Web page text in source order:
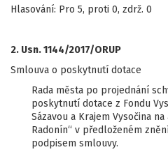
Hlasování: Pro 5, proti 0, zdrž. 0
2. Usn. 1144/2017/ORUP
Smlouva o poskytnutí dotace
Rada města po projednání
poskytnutí dotace z Fondu
Sázavou a Krajem Vysočina
Radonín“ v předloženém
podpisem smlouvy.